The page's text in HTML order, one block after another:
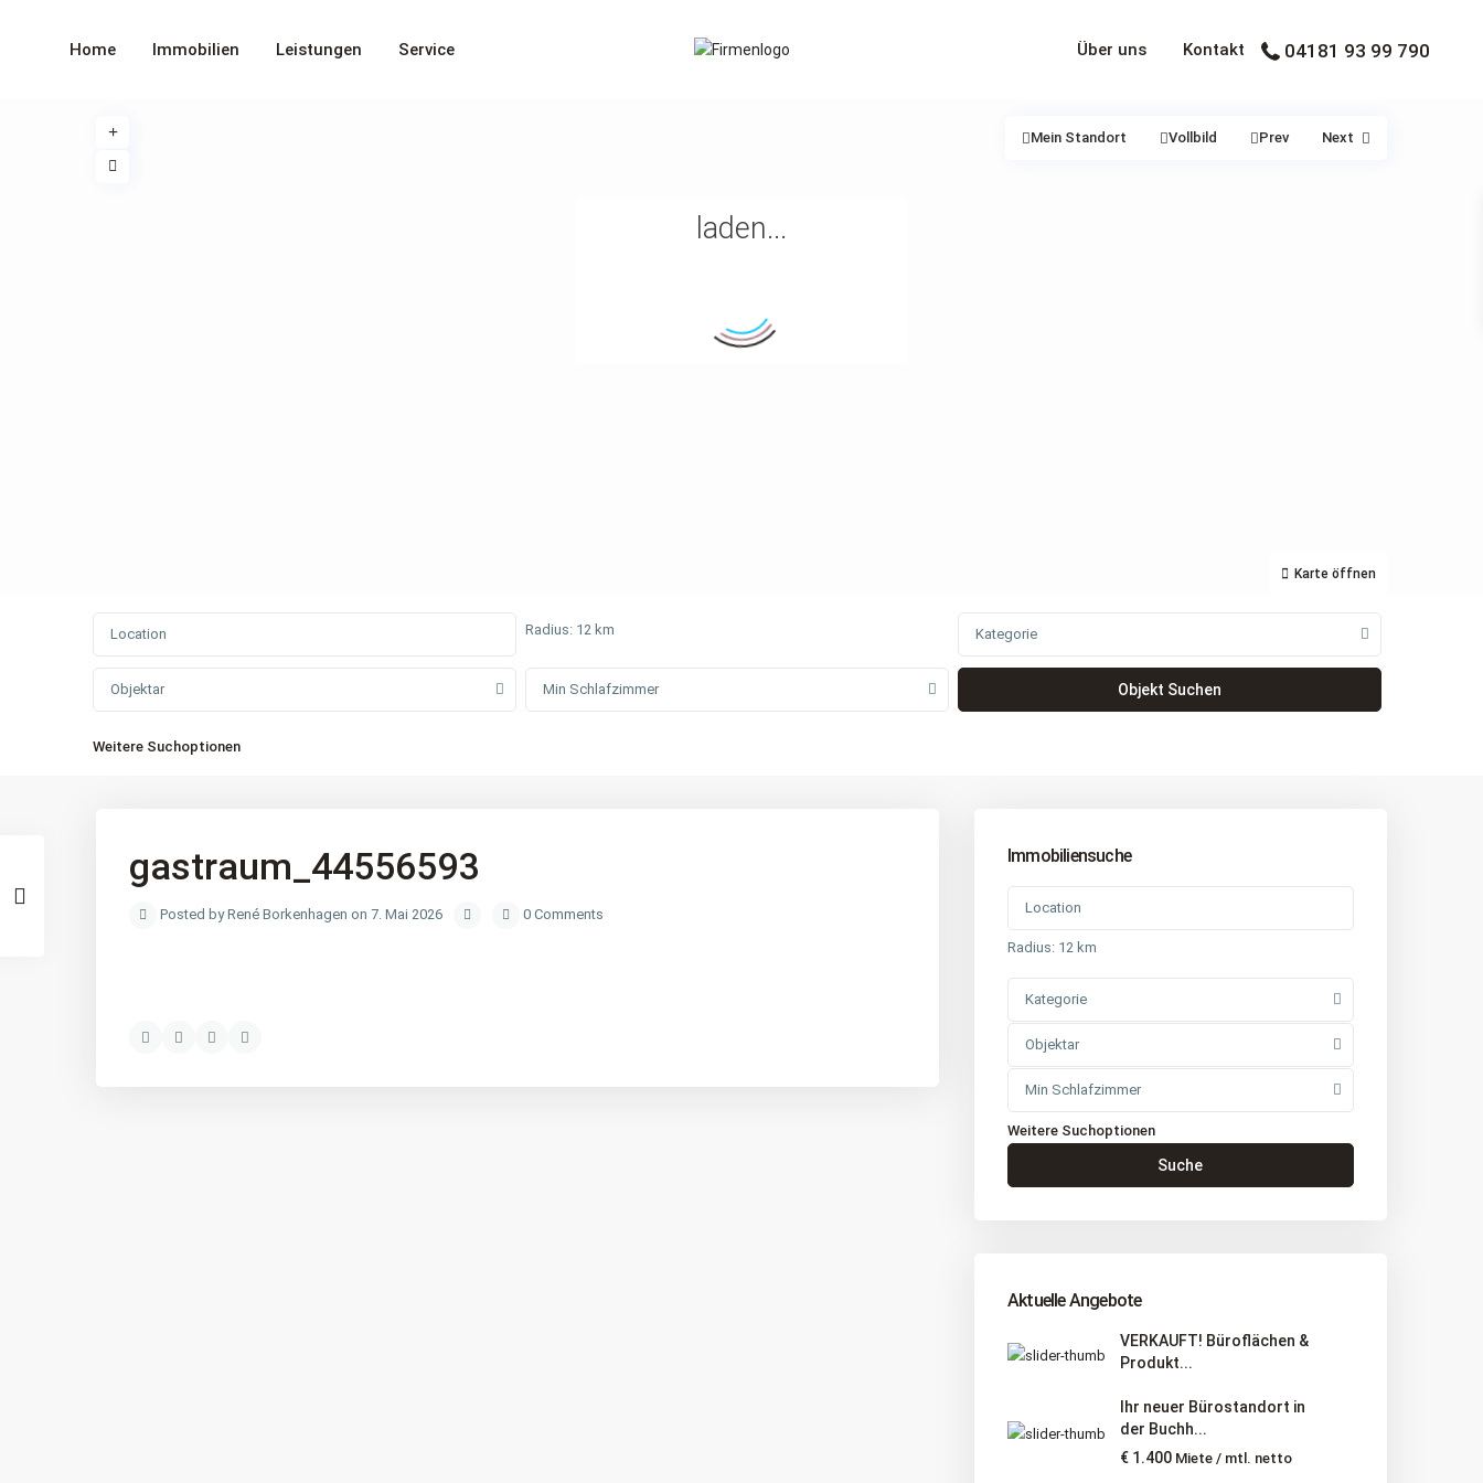
Home Immobilien Leistungen Service Über uns Kontakt 04181 93 99 790
laden...
Karte öffnen
Mein Standort Vollbild Prev Next
Radius: 12 km Kategorie
Objektar Min Schlafzimmer
Weitere Suchoptionen
gastraum_44556593
Posted by René Borkenhagen on 7. Mai 2026 0 Comments
Immobiliensuche
Radius: 12 km
Kategorie
Objektar
Min Schlafzimmer
Weitere Suchoptionen
Suche
Aktuelle Angebote
VERKAUFT! Büroflächen &
Produkt...
Ihr neuer Bürostandort in
der Buchh...
€ 1.400 Miete / mtl. netto